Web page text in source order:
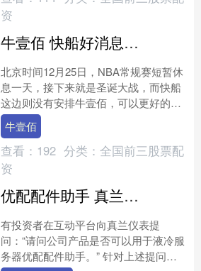
资
牛壹佰 快船好消息！10+2悍将恢复对抗训练，哈登莱昂纳德再添新帮手
北京时间12月25日，NBA常规赛短暂休
息一天，接下来就是圣诞大战，而快船
这边则没有安排牛壹佰，可以更好的调
整一下。在近期快船也是迎来复苏，连
续大比分击败西部前....
牛壹佰
查看： 192 分类： 全国前三股票配
资
优配配件助手 真兰仪表: 产品与液冷服务器无直接关联, 未涉足该领域
有投资者在互动平台向真兰仪表提
问：“请问公司产品是否可以用于液冷服
务器优配配件助手。” 针对上述提问，